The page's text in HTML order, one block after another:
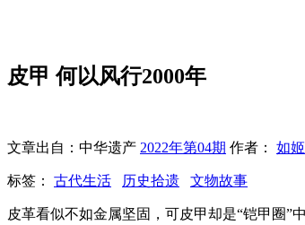
皮甲 何以风行2000年
文章出自：中华遗产 2022年第04期 作者： 如姬
标签： 古代生活 历史拾遗 文物故事
皮革看似不如金属坚固，可皮甲却是“铠甲圈”